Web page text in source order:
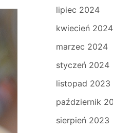
lipiec 2024
kwiecień 2024
marzec 2024
styczeń 2024
listopad 2023
październik
sierpień 2023